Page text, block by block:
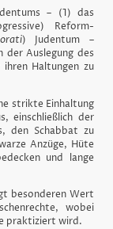
– (1) das
Reform-
) Judentum –
der Auslegung des
Haltungen zu
strikte Einhaltung
einschließlich der
den Schabbat zu
Anzüge, Hüte
und lange
besonderen Wert
wobei
praktiziert wird.